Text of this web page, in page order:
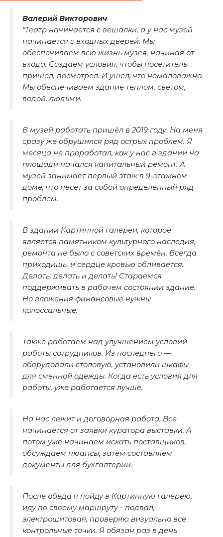
Валерий Викторович
"Театр начинается с вешалки, а у нас музей
начинается с входных дверей. Мы
обеспечиваем всю жизнь музея, начиная от
входа. Создаем условия, чтобы посетитель
пришёл, посмотрел. И ушёл, что немаловажно.
Мы обеспечиваем здание теплом, светом,
водой, людьми.
В музей работать пришёл в 2019 году. На меня
сразу же обрушился ряд острых проблем. Я
месяца не проработал, как у нас в здании на
площади начался капитальный ремонт. А
музей занимает первый этаж в 9-этажном
доме, что несет за собой определенный ряд
проблем.
В здании Картинной галереи, которое
является памятником культурного наследия,
ремонта не было с советских времён. Всегда
приходишь, и сердце кровью обливается.
Делать, делать и делать! Стараемся
поддерживать в рабочем состоянии здание.
Но вложения финансовые нужны
колоссальные.
Также работаем над улучшением условий
работы сотрудников. Из последнего —
оборудовали столовую, установили шкафы
для сменной одежды. Когда есть условия для
работы, уже работается лучше.
На нас лежит и договорная работа. Все
начинается от заявки куратора выставки. А
потом уже начинаем искать поставщиков,
обсуждаем нюансы, затем составляем
документы для бухгалтерии.
После обеда я пойду в Картинную галерею,
иду по своему маршруту - подвал,
электрощитовая, проверяю визуально все
контрольные точки. Я обязан раз в день